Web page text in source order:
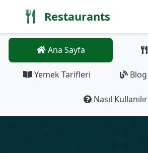
Restaurants
Ana Sayfa
Yemek Tarifleri Blog
Nasıl Kullanılır